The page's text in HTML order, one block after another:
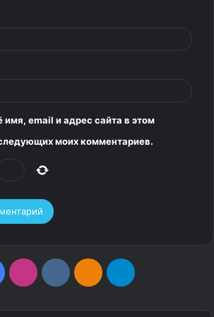
имя, email и адрес сайта в этом
моих комментариев.
F
v
О
T